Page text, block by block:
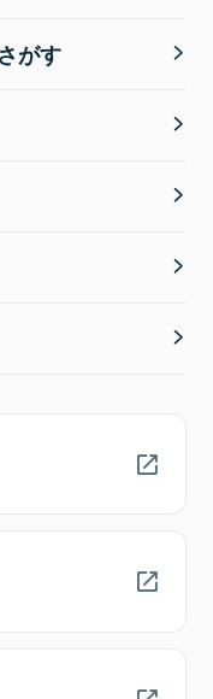
がす